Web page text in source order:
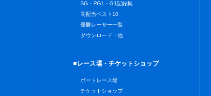
SG・PG1・G1記録集
高配当ベスト10
優勝レーサー一覧
ダウンロード・他
■レース場・チケットショップ
ボートレース場
チケットショップ